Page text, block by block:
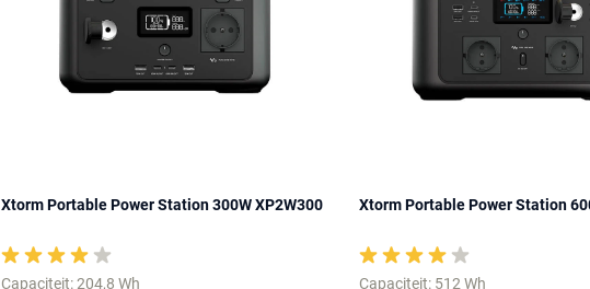
Xtorm Portable Power Station 300W XP2W300
Capaciteit: 204,8 Wh
Xtorm Portable Power Station
Capaciteit: 512 Wh